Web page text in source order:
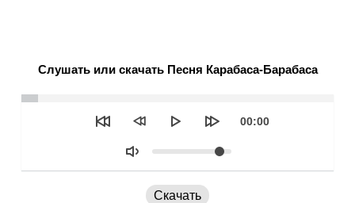
Слушать или скачать Песня Карабаса-Барабаса
Текущее
00:00
Объем
Скачать